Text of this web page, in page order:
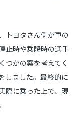
トヨタさん側が車の
止時や乗降時の選手
つかの案を考えてく
しました。最終的に
際に乗った上で、現